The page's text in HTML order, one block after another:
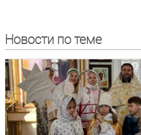
Новости по теме